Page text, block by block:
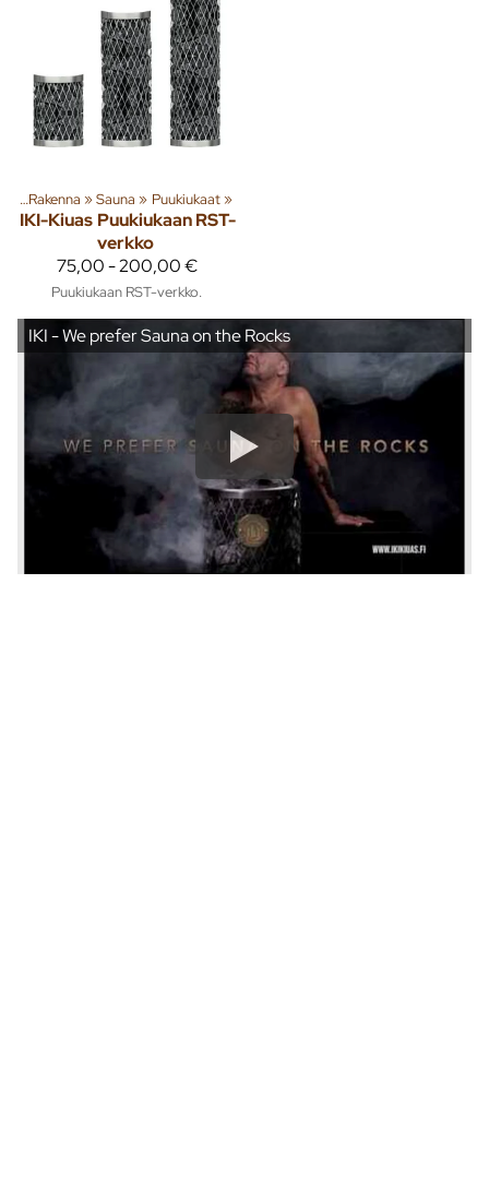
‪»Rakenna ‪»Sauna ‪» Puukiukaat‪»
IKI-Kiuas Puukiukaan RST-
verkko
75,00 - 200,00 €
Puukiukaan RST-verkko.
IKI - We prefer Sauna on the Rocks